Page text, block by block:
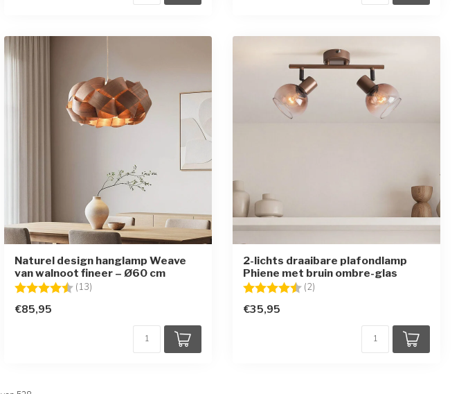
Naturel design hanglamp Weave
van walnoot fineer – Ø60 cm
Beoordeling: (13)
€85,95
2-lichts draaibare plafondlamp
Phiene met bruin ombre-glas
Beoordeling: (2)
€35,95